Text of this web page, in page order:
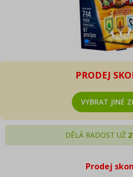
PRODEJ
VYBRAT JINÉ
DĚLÁ RADOST UŽ
Prodej